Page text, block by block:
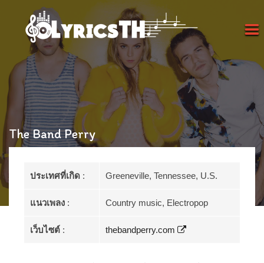
The Band Perry
ประเทศที่เกิด : Greeneville, Tennessee, U.S.
แนวเพลง : Country music, Electropop
เว็บไซต์ : thebandperry.com